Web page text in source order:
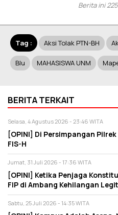
Berita ini
Tag : Aksi Tolak PTN-BH
Blu MAHASISWA UNM
BERITA TERKAIT
Selasa, 4 Agustus 2026 - 23:46 WITA
[OPINI] Di Persimpangan
FIS-H
Jumat, 31 Juli 2026 - 17:36 WITA
[OPINI] Ketika Penjaga
FIP di Ambang Kehilangan
Sabtu, 25 Juli 2026 - 14:35 WITA